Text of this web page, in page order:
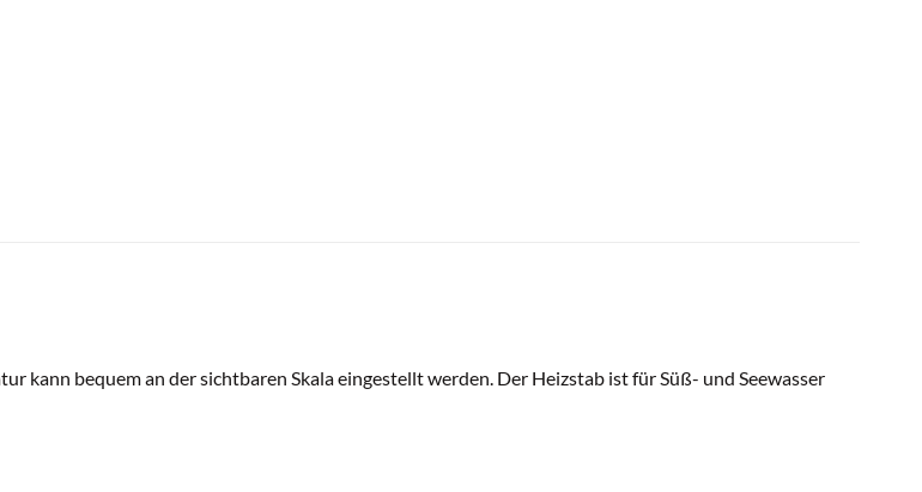
kann bequem an der sichtbaren Skala eingestellt werden. Der Heizstab ist für Süß- und Seewasser